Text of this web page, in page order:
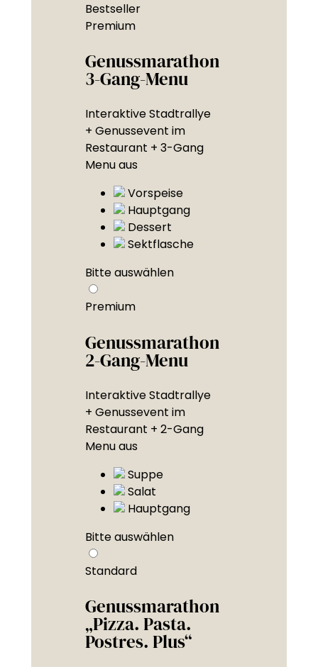
Bestseller
Premium
Genussmarathon
3-Gang-Menu
Interaktive Stadtrallye
+ Genussevent im
Restaurant + 3-Gang
Menu aus
Vorspeise
Hauptgang
Dessert
Sektflasche
Bitte auswählen
Premium
Genussmarathon
2-Gang-Menu
Interaktive Stadtrallye
+ Genussevent im
Restaurant + 2-Gang
Menu aus
Suppe
Salat
Hauptgang
Bitte auswählen
Standard
Genussmarathon
„Pizza. Pasta.
Postres. Plus“